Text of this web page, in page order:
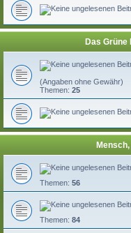
Das
(Angaben ohne Gewähr)
Themen: 25
Themen: 56
Themen: 84